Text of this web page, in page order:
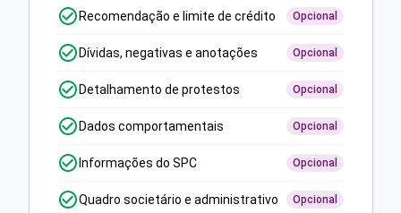
Recomendação e limite de crédito Opcional
Dívidas, negativas e anotações Opcional
Detalhamento de protestos Opcional
Dados comportamentais Opcional
Informações do SPC Opcional
Quadro societário e administrativo Opcional